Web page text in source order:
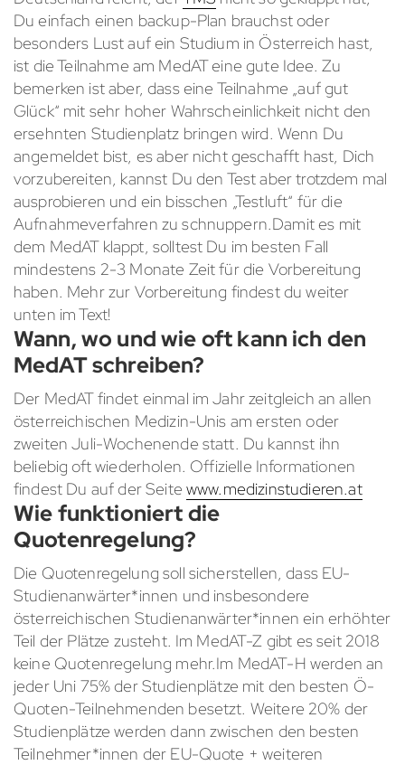
Du einfach einen backup-Plan brauchst oder
besonders Lust auf ein Studium in Österreich hast,
ist die Teilnahme am MedAT eine gute Idee. Zu
bemerken ist aber, dass eine Teilnahme „auf gut
Glück“ mit sehr hoher Wahrscheinlichkeit nicht den
ersehnten Studienplatz bringen wird. Wenn Du
angemeldet bist, es aber nicht geschafft hast, Dich
vorzubereiten, kannst Du den Test aber trotzdem mal
ausprobieren und ein bisschen „Testluft“ für die
Aufnahmeverfahren zu schnuppern.Damit es mit
dem MedAT klappt, solltest Du im besten Fall
mindestens 2-3 Monate Zeit für die Vorbereitung
haben. Mehr zur Vorbereitung findest du weiter
unten im Text!
Wann, wo und wie oft kann ich den
MedAT schreiben?
Der MedAT findet einmal im Jahr zeitgleich an allen
österreichischen Medizin-Unis am ersten oder
zweiten Juli-Wochenende statt. Du kannst ihn
beliebig oft wiederholen. Offizielle Informationen
findest Du auf der Seitewww.medizinstudieren.at
Wie funktioniert die
Quotenregelung?
Die Quotenregelung soll sicherstellen, dass EU-
Studienanwärter*innen und insbesondere
österreichischen Studienanwärter*innen ein erhöhter
Teil der Plätze zusteht. Im MedAT-Z gibt es seit 2018
keine Quotenregelung mehr.Im MedAT-H werden an
jeder Uni 75% der Studienplätze mit den besten Ö-
Quoten-Teilnehmenden besetzt. Weitere 20% der
Studienplätze werden dann zwischen den besten
Teilnehmer*innen der EU-Quote + weiteren